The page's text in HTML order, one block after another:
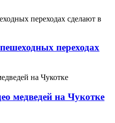
переходах
медведей на Чукотке